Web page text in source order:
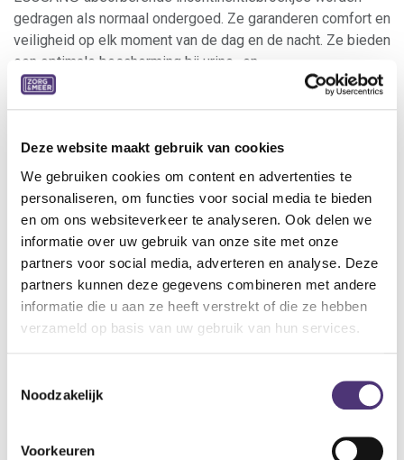
Deze website maakt gebruik van cookies
We gebruiken cookies om content en advertenties te
personaliseren, om functies voor social media te bieden
en om ons websiteverkeer te analyseren. Ook delen we
informatie over uw gebruik van onze site met onze
partners voor social media, adverteren en analyse. Deze
partners kunnen deze gegevens combineren met andere
informatie die u aan ze heeft verstrekt of die ze hebben
verzameld op basis van uw gebruik van hun services.
Noodzakelijk
Voorkeuren
gedragen als normaal ondergoed. Ze garanderen comfort en
veiligheid op elk moment van de dag en de nacht. Ze bieden
een optimale bescherming bij urine- en
ontlastingsincontinentie.
De scheuropening aan de zijkant maakt het gemakkelijk om
De Ergosan Pants zijn unisex.
Ze zijn bijzonder geschikt voor actieve mensen met matige
tot ernstige incontinentie en kunnen ook postoperatief
worden gebruikt.
Specificaties:
Hypoallergene non-woven stof
Gekleurde sticker op de achterkant
Vervagende vochtindicator
Hypoallergeen elastisch ter hoogte van de lies
Absorberende zuivere cellulose pad en super